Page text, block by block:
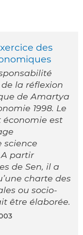
des
la réflexion
de Amartya
1998. Le
est
science
A partir
de Sen, il a
charte des
ou socio-
être élaborée.